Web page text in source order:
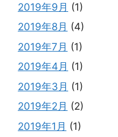
2019年9月 (1)
2019年8月 (4)
2019年7月 (1)
2019年4月 (1)
2019年3月 (1)
2019年2月 (2)
2019年1月 (1)